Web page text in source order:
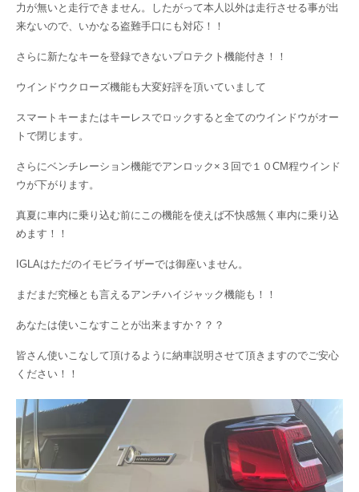
力が無いと走行できません。したがって本人以外は走行させる事が出
来ないので、いかなる盗難手口にも対応！！
さらに新たなキーを登録できないプロテクト機能付き！！
ウインドウクローズ機能も大変好評を頂いていまして
スマートキーまたはキーレスでロックすると全てのウインドウがオー
トで閉じます。
さらにベンチレーション機能でアンロック×３回で１０CM程ウインド
ウが下がります。
真夏に車内に乗り込む前にこの機能を使えば不快感無く車内に乗り込
めます！！
IGLAはただのイモビライザーでは御座いません。
まだまだ究極とも言えるアンチハイジャック機能も！！
あなたは使いこなすことが出来ますか？？？
皆さん使いこなして頂けるように納車説明させて頂きますのでご安心
ください！！